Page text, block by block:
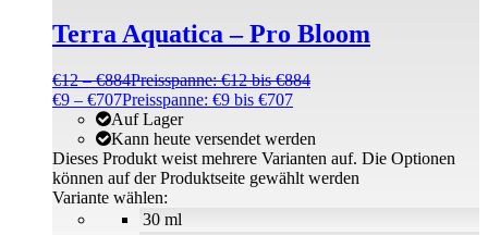
Terra Aquatica – Pro Bloom
€12 –€884Preisspanne: €12 bis €884
€9 – €707Preisspanne: €9 bis €707
30 ml
Auf Lager
Kann heute versendet werden
Variante wählen:
Dieses Produkt weist mehrere Varianten auf. Die Optionen
können auf der Produktseite gewählt werden